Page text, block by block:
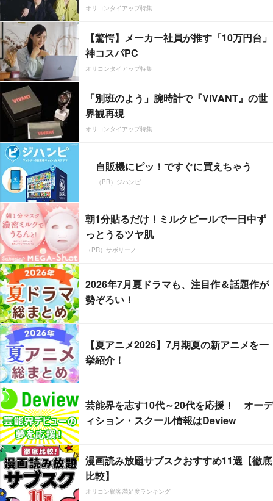
オリコンタイアップ特集
【驚愕】メーカー社員が推す「10万円台」
神コスパPC
オリコンタイアップ特集
「別班のよう」腕時計で『VIVANT』の世
界観再現
オリコンタイアップ特集
自販機にピッ！ですぐに買えちゃう
（PR）ジハンピ
朝1分貼るだけ！ミルクピールで一日中ず
っとうるツヤ肌
（PR）サボリーノ
2026年7月夏ドラマも、注目作＆話題作が
勢ぞろい！
【夏アニメ2026】7月期夏の新アニメを一
挙紹介！
芸能界を志す10代～20代を応援！ オーデ
ィション・スクール情報はDeview
漫画読み放題サブスクおすすめ11選【徹底
比較】
オリコン顧客満足度ランキング